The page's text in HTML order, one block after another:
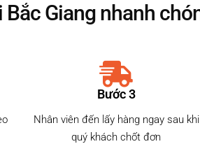
Giang nhanh
Bước 3
Nhân viên đến lấy hàng ngay sau khi
quý khách chốt đơn